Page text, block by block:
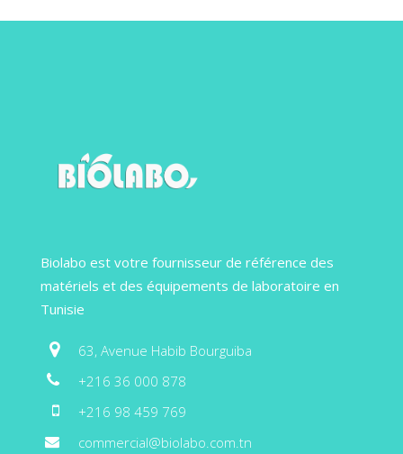
Biolabo est votre fournisseur de référence des
matériels et des équipements de laboratoire en
Tunisie
63, Avenue Habib Bourguiba
+216 36 000 878
+216 98 459 769
commercial@biolabo.com.tn